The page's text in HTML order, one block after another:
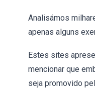
Analisámos
apenas alguns
Estes sites
mencionar que
seja promovido